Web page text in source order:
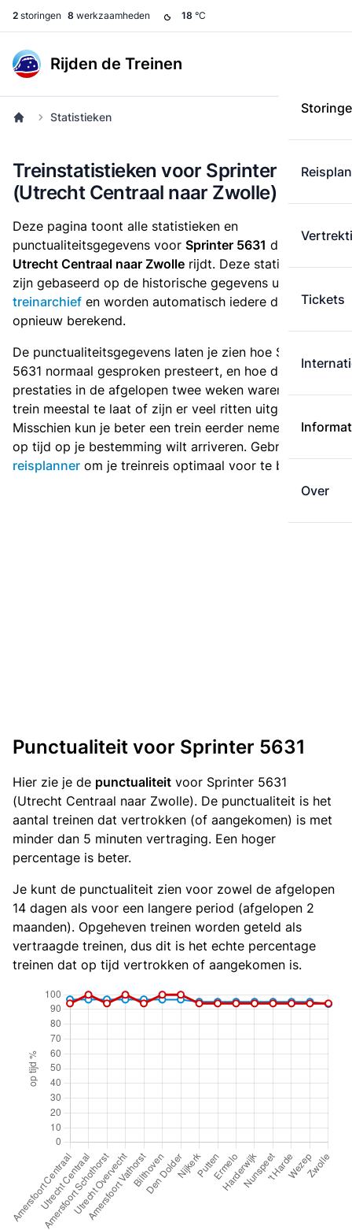
2 storingen 8 werkzaamheden 18 °C
Rijden de Treinen
Tickets
Over
Statistieken
Treinstatistieken voor Sprinter 5631
(Utrecht Centraal naar Zwolle)
Deze pagina toont alle statistieken en
punctualiteitsgegevens voor Sprinter 5631 die
van
Utrecht Centraal naar Zwolle rijdt. Deze statistieken
zijn gebaseerd op de historische gegevens uit het
treinarchief en worden automatisch iedere dag
opnieuw berekend.
De punctualiteitsgegevens laten je zien hoe Sprinter
5631 normaal gesproken presteert, en hoe de
prestaties in de afgelopen twee weken waren. Is deze
trein meestal te laat of zijn er veel ritten uitgevallen?
Misschien kun je beter een trein eerder nemen als je
op tijd op je bestemming wilt arriveren. Gebruik de
reisplanner om je treinreis optimaal voor te bereiden.
Punctualiteit voor Sprinter 5631
Hier zie je de punctualiteit voor Sprinter 5631
(Utrecht Centraal naar Zwolle). De punctualiteit is het
aantal treinen dat vertrokken (of aangekomen) is met
minder dan 5 minuten vertraging. Een hoger
percentage is beter.
Je kunt de punctualiteit zien voor zowel de afgelopen
14 dagen als voor een langere period (afgelopen 2
maanden). Opgeheven treinen worden geteld als
vertraagde treinen, dus dit is het echte percentage
treinen dat op tijd vertrokken of aangekomen is.